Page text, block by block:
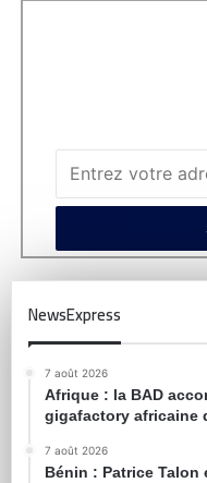
NewsExpress
7 août 2026
Afrique : la BAD
gigafactory africaine
7 août 2026
Bénin : Patrice